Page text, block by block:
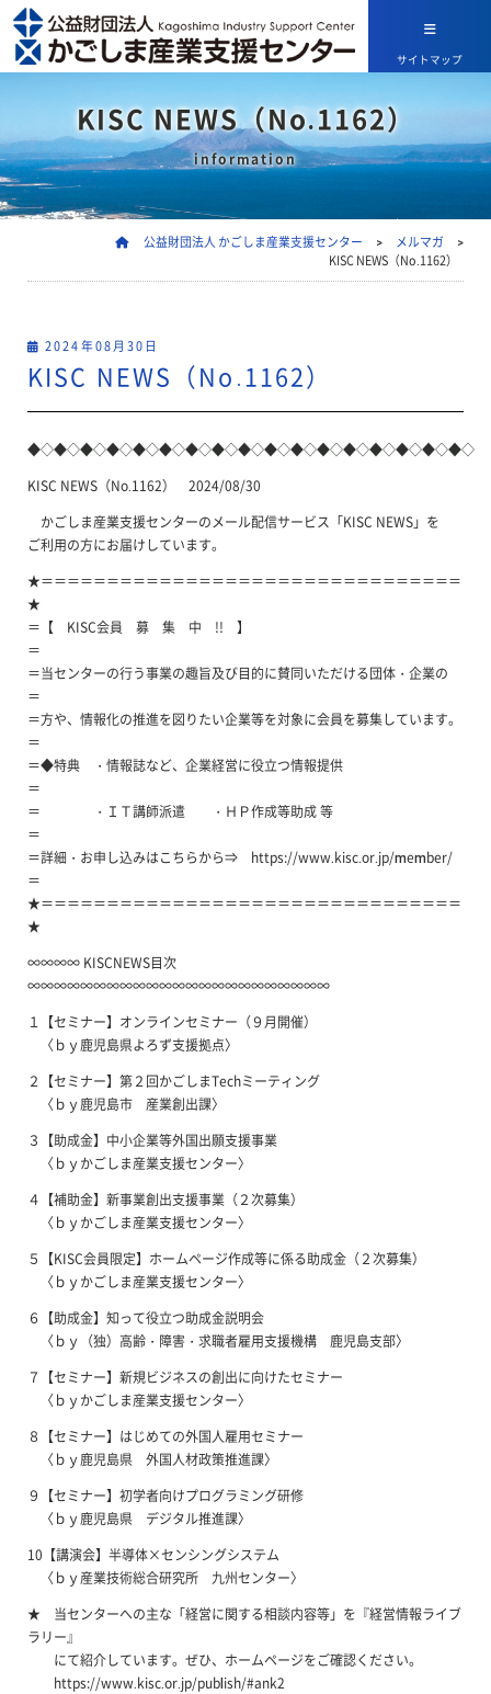
サイトマップ
KISC NEWS（No.1162）
information
公益財団法人 かごしま産業支援センター > メルマガ
>
KISC NEWS（No.1162）
2024年08月30日
KISC NEWS（No.1162）
◆◇◆◇◆◇◆◇◆◇◆◇◆◇◆◇◆◇◆◇◆◇◆◇◆◇◆◇◆◇◆◇◆◇
KISC NEWS（No.1162） 2024/08/30
かごしま産業支援センターのメール配信サービス「KISC NEWS」を
ご利用の方にお届けしています。
★＝＝＝＝＝＝＝＝＝＝＝＝＝＝＝＝＝＝＝＝＝＝＝＝＝＝＝＝＝＝＝＝
★
＝【 KISC会員 募 集 中 !! 】
＝
＝当センターの行う事業の趣旨及び目的に賛同いただける団体・企業の
＝
＝方や、情報化の推進を図りたい企業等を対象に会員を募集しています。
＝
＝◆特典 ・情報誌など、企業経営に役立つ情報提供
＝
＝ ・ＩＴ講師派遣 ・ＨＰ作成等助成 等
＝
＝詳細・お申し込みはこちらから⇒ https://www.kisc.or.jp/member/
＝
★＝＝＝＝＝＝＝＝＝＝＝＝＝＝＝＝＝＝＝＝＝＝＝＝＝＝＝＝＝＝＝＝
★
∞∞∞∞ KISCNEWS目次
∞∞∞∞∞∞∞∞∞∞∞∞∞∞∞∞∞∞∞∞∞∞∞
１【セミナー】オンラインセミナー（９月開催）
〈ｂｙ鹿児島県よろず支援拠点〉
２【セミナー】第２回かごしまTechミーティング
〈ｂｙ鹿児島市 産業創出課〉
３【助成金】中小企業等外国出願支援事業
〈ｂｙかごしま産業支援センター〉
４【補助金】新事業創出支援事業（２次募集）
〈ｂｙかごしま産業支援センター〉
５【KISC会員限定】ホームページ作成等に係る助成金（２次募集）
〈ｂｙかごしま産業支援センター〉
６【助成金】知って役立つ助成金説明会
〈ｂｙ（独）高齢・障害・求職者雇用支援機構 鹿児島支部〉
７【セミナー】新規ビジネスの創出に向けたセミナー
〈ｂｙかごしま産業支援センター〉
８【セミナー】はじめての外国人雇用セミナー
〈ｂｙ鹿児島県 外国人材政策推進課〉
９【セミナー】初学者向けプログラミング研修
〈ｂｙ鹿児島県 デジタル推進課〉
10【講演会】半導体×センシングシステム
〈ｂｙ産業技術総合研究所 九州センター〉
★ 当センターへの主な「経営に関する相談内容等」を『経営情報ライブ
ラリー』
にて紹介しています。ぜひ、ホームページをご確認ください。
https://www.kisc.or.jp/publish/#ank2